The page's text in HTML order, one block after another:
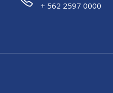
+ 562 2597 0000